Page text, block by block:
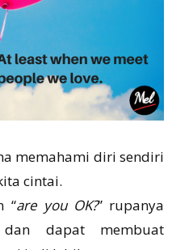
memahami diri sendiri
cintai.
“are you OK?” rupanya
dapat membuat